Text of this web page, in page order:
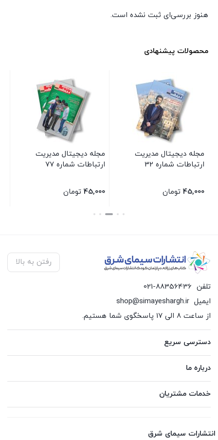
هنوز بررسی‌ای ثبت نشده است.
محصولات پیشنهادی
مجله دیجیتال مدیریت
ارتباطات شماره 32
45,000 تومان
مجله دیجیتال مدیریت
ارتباطات شماره 77
45,000 تومان
بستن
رفتن به بالا
تلفن 021-88356436
ایمیل shop@simayeshargh.ir
از ساعت 8 الی 17 پاسخگوی شما هستیم.
دسترسی سریع
درباره ما
خدمات مشتریان
انتشارات سیمای شرق